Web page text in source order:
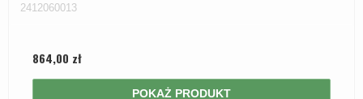
2412060013
864,00 zł
POKAŻ PRODUKT